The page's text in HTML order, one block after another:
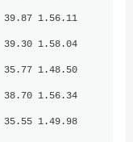
1.56.11
1.58.04
1.48.50
1.56.34
1.49.98